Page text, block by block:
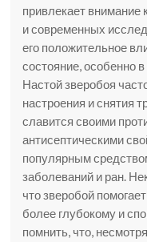
привлекает внимание
и современных
его положительное
состояние, особенно
Настой зверобоя
настроения и снятия
славится своими
антисептическими
популярным
заболеваний и ран.
что зверобой
более глубокому и
помнить, что,